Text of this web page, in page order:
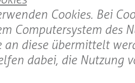
Cookies. Bei
Computersystem des
an diese übermittelt
dabei, die Nutzung